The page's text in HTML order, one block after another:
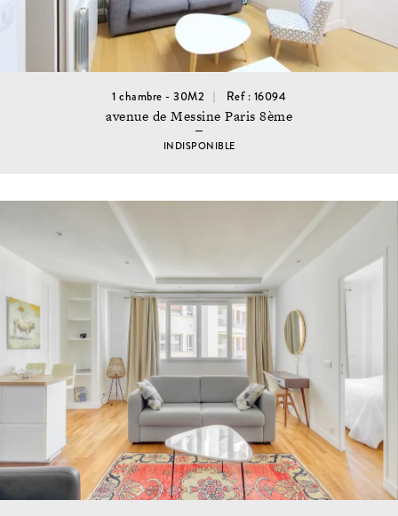
1 chambre - 30M2 Ref : 16094
avenue de Messine Paris 8ème
INDISPONIBLE